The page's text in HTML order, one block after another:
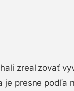
zrealizovať
je presne podľa